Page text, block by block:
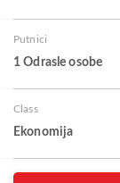
Putnici
1 Odrasle osobe
Class
Ekonomija